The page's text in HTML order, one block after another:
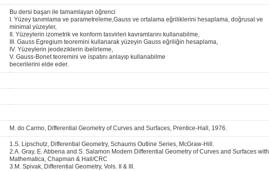
Bu dersi başarı ile tamamlayan öğrenci
I. Yüzey tanımlama ve parametreleme,Gauss ve ortalama eğriliklerini hesaplama, doğrusal ve
minimal yüzeyler,
II. Yüzeylerin izometrik ve konform tasvirleri kavramlarını kullanabilme,
III. Gauss Egregium teoremini kullanarak yüzeyin Gauss eğriliğin hesaplama,
IV. Yüzeylerin jeodeziklerin ibelirleme,
V. Gauss-Bonet teoremini ve ispatını anlayıp kullanabilme
becerilerini elde eder.
M. do Carmo, Differential Geometry of Curves and Surfaces, Prentice-Hall, 1976.
1.S. Lipschutz, Differential Geometry, Schaums Outline Series, McGraw-Hill.
2.A. Gray, E. Abbena and S. Salamon Modern Differential Geometry of Curves and Surfaces with
Mathematica, Chapman & Hall/CRC
3.M. Spivak, Differential Geometry, Vols. II & III.